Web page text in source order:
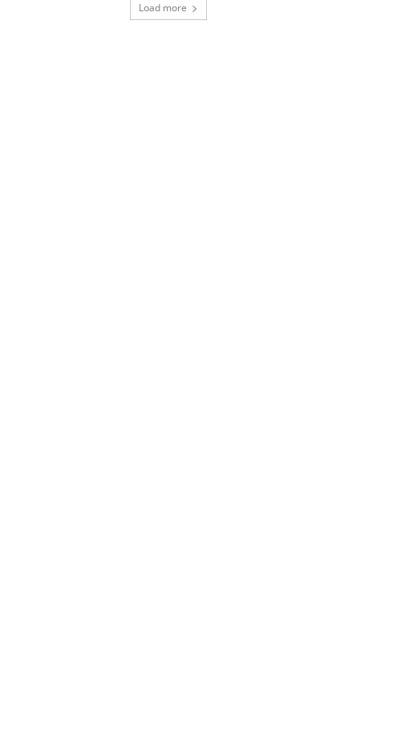
Load more